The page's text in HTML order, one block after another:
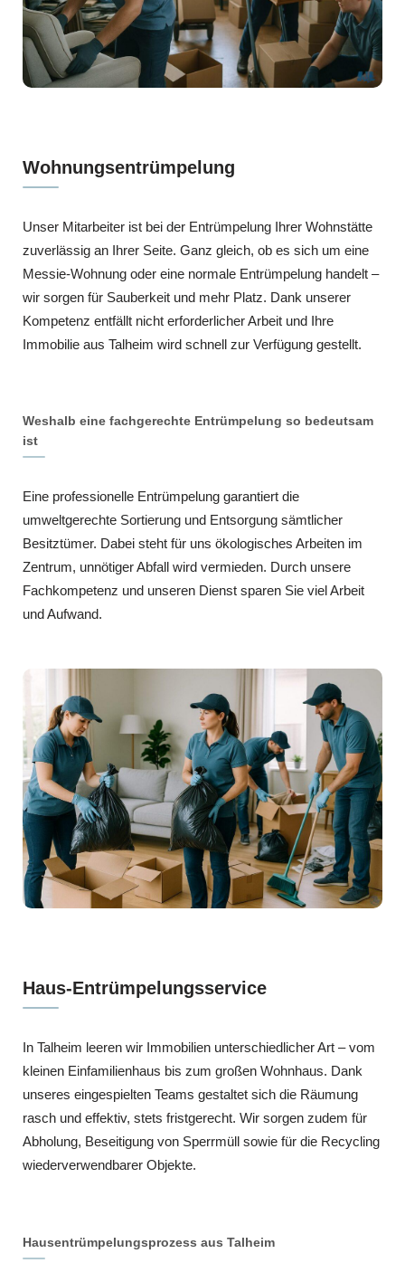
Wohnungsentrümpelung
Unser Mitarbeiter ist bei der Entrümpelung Ihrer Wohnstätte
zuverlässig an Ihrer Seite. Ganz gleich, ob es sich um eine
Messie-Wohnung oder eine normale Entrümpelung handelt –
wir sorgen für Sauberkeit und mehr Platz. Dank unserer
Kompetenz entfällt nicht erforderlicher Arbeit und Ihre
Immobilie aus Talheim wird schnell zur Verfügung gestellt.
Weshalb eine fachgerechte Entrümpelung so bedeutsam
ist
Eine professionelle Entrümpelung garantiert die
umweltgerechte Sortierung und Entsorgung sämtlicher
Besitztümer. Dabei steht für uns ökologisches Arbeiten im
Zentrum, unnötiger Abfall wird vermieden. Durch unsere
Fachkompetenz und unseren Dienst sparen Sie viel Arbeit
und Aufwand.
Haus-Entrümpelungsservice
In Talheim leeren wir Immobilien unterschiedlicher Art – vom
kleinen Einfamilienhaus bis zum großen Wohnhaus. Dank
unseres eingespielten Teams gestaltet sich die Räumung
rasch und effektiv, stets fristgerecht. Wir sorgen zudem für
Abholung, Beseitigung von Sperrmüll sowie für die Recycling
wiederverwendbarer Objekte.
Hausentrümpelungsprozess aus Talheim